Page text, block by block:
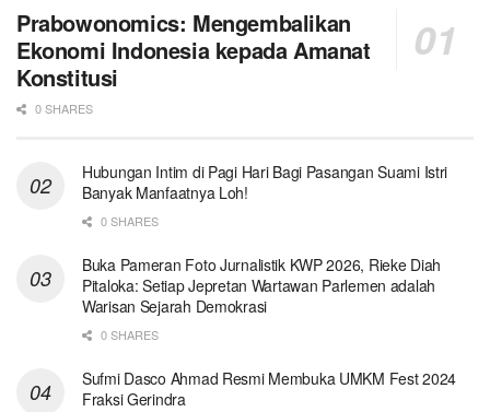
Prabowonomics: Mengembalikan
Ekonomi Indonesia kepada Amanat
Konstitusi
0 SHARES
Hubungan Intim di Pagi Hari Bagi Pasangan Suami Istri
Banyak Manfaatnya Loh!
0 SHARES
Buka Pameran Foto Jurnalistik KWP 2026, Rieke Diah
Pitaloka: Setiap Jepretan Wartawan Parlemen adalah
Warisan Sejarah Demokrasi
0 SHARES
Sufmi Dasco Ahmad Resmi Membuka UMKM Fest 2024
Fraksi Gerindra